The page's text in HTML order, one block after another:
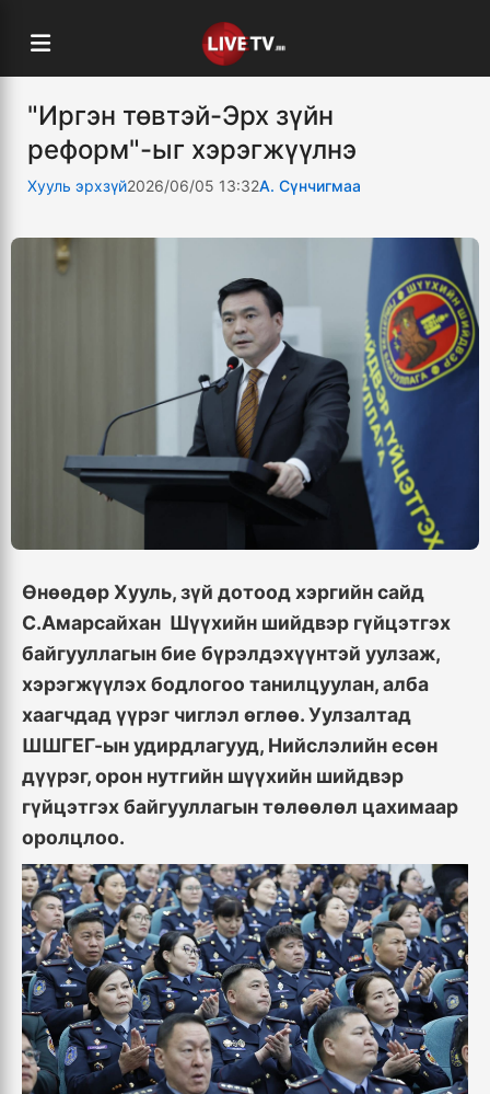
"Иргэн төвтэй-Эрх зүйн
реформ"-ыг хэрэгжүүлнэ
Хууль эрхзүй2026/06/05 13:32А. Сүнчигмаа
Өнөөдөр Хууль, зүй дотоод хэргийн сайд
С.Амарсайхан Шүүхийн шийдвэр гүйцэтгэх
байгууллагын бие бүрэлдэхүүнтэй уулзаж,
хэрэгжүүлэх бодлогоо танилцуулан, алба
хаагчдад үүрэг чиглэл өглөө. Уулзалтад
ШШГЕГ-ын удирдлагууд, Нийслэлийн есөн
дүүрэг, орон нутгийн шүүхийн шийдвэр
гүйцэтгэх байгууллагын төлөөлөл цахимаар
оролцлоо.